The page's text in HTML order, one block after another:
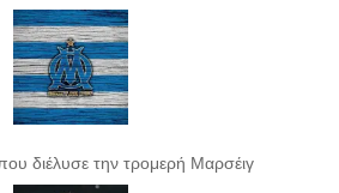
διέλυσε την τρομερή Μαρσέιγ